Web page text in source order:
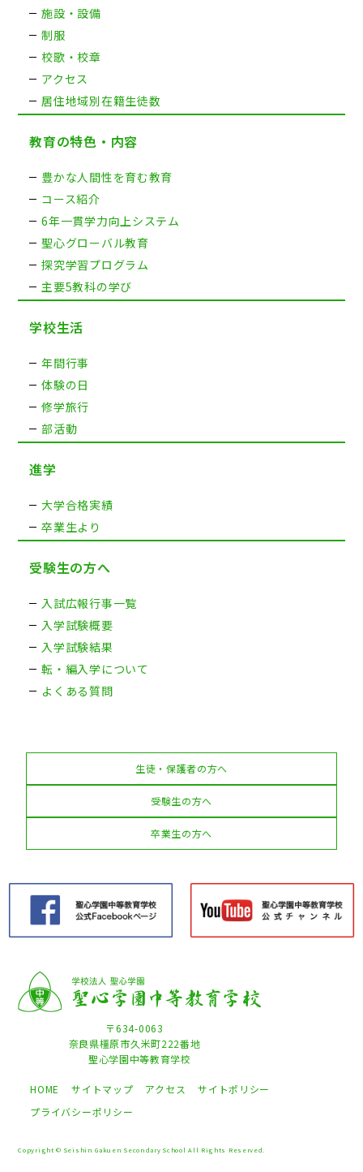
施設・設備
制服
校歌・校章
アクセス
居住地域別在籍生徒数
教育の特色・内容
豊かな人間性を育む教育
コース紹介
6年一貫学力向上システム
聖心グローバル教育
探究学習プログラム
主要5教科の学び
学校生活
年間行事
体験の日
修学旅行
部活動
進学
大学合格実績
卒業生より
受験生の方へ
入試広報行事一覧
入学試験概要
入学試験結果
転・編入学について
よくある質問
生徒・保護者の方へ
受験生の方へ
卒業生の方へ
HOME サイトマップ アクセス
サイトポリシー
プライバシーポリシー
〒634-0063
奈良県橿原市久米町222番地
聖心学園中等教育学校
Copyright © Seishin Gakuen Secondary School All Rights Reserved.